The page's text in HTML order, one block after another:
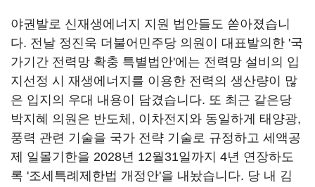
야권발로 신재생에너지 지원 법안들도 쏟아졌습니
다. 전날 정진욱 더불어민주당 의원이 대표발의한 '국
가기간 전력망 확충 특별법안'에는 전력망 설비의 입
지선정 시 재생에너지를 이용한 전력의 생산량이 많
은 입지의 우대 내용이 담겼습니다. 또 최근 같은당
박지혜 의원은 반도체, 이차전지와 동일하게 태양광,
풍력 관련 기술을 국가 전략 기술로 규정하고 세액공
제 일몰기한을 2028년 12월31일까지 4년 연장하도
록 '조세특례제한법 개정안'을 내놨습니다. 당 내 김